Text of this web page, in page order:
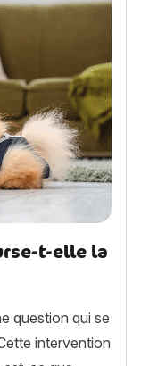
t-elle la
question qui se
intervention